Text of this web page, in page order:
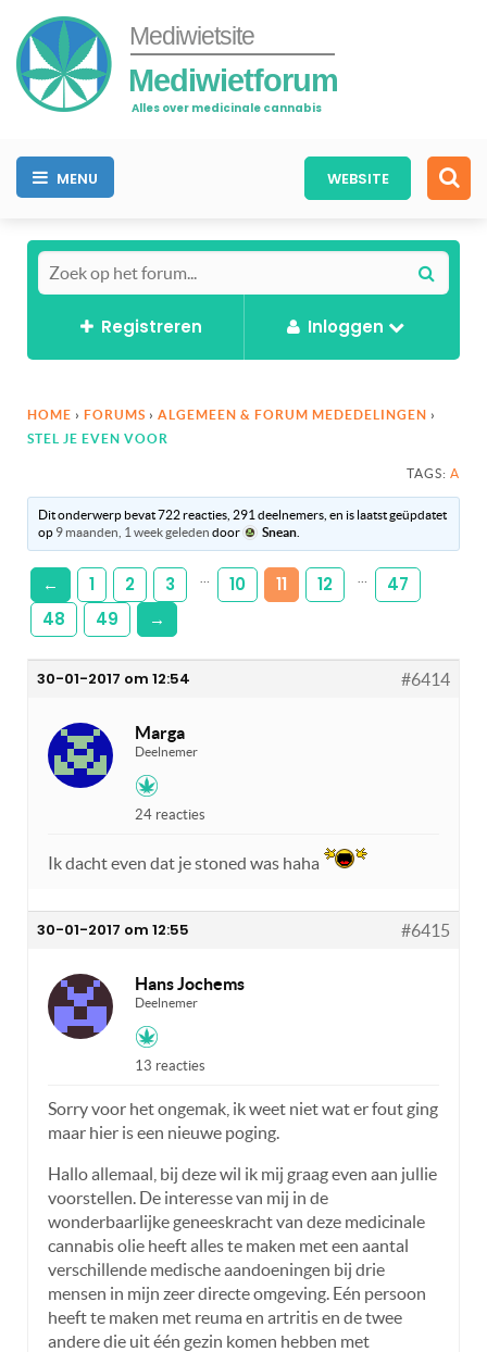
Mediwietsite
Mediwietforum
Alles over medicinale cannabis
MENU WEBSITE
Registreren Inloggen
HOME › FORUMS › ALGEMEEN & FORUM MEDEDELINGEN ›
STEL JE EVEN VOOR
TAGS: A
Dit onderwerp bevat 722 reacties, 291 deelnemers, en is laatst geüpdatet
op 9 maanden, 1 week geleden door Snean
← 1 2 3 10 11 12
47
48
49 →
30-01-2017 om 12:54 #6414
Marga
Deelnemer
24 reacties
Ik dacht even dat je stoned was haha
30-01-2017 om 12:55 #6415
Hans Jochems
Deelnemer
13 reacties
Sorry voor het ongemak, ik weet niet wat er fout ging
maar hier is een nieuwe poging.
Hallo allemaal, bij deze wil ik mij graag even aan jullie
voorstellen. De interesse van mij in de
wonderbaarlijke geneeskracht van deze medicinale
cannabis olie heeft alles te maken met een aantal
verschillende medische aandoeningen bij drie
mensen in mijn zeer directe omgeving. Eén persoon
heeft te maken met reuma en artritis en de twee
andere die uit één gezin komen hebben met